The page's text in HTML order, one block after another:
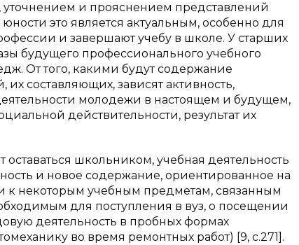
и прояснением представлений
это является актуальным, особенно для
и завершают учебу в школе. У старших
будущего профессионального учебного
От того, какими будут содержание
составляющих, зависят активность,
молодежи в настоящем и будущем,
действительности, результат их
школьником, учебная деятельность
и новое содержание, ориентированное на
к некоторым учебным предметам, связанным
для поступления в вуз, о посещении
деятельность в пробных формах
во время ремонтных работ) [9, с.271].